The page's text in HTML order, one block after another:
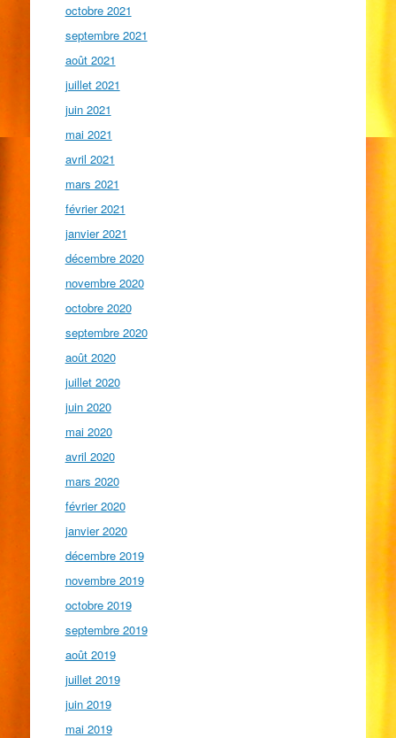
octobre 2021
septembre 2021
août 2021
juillet 2021
juin 2021
mai 2021
avril 2021
mars 2021
février 2021
janvier 2021
décembre 2020
novembre 2020
octobre 2020
septembre 2020
août 2020
juillet 2020
juin 2020
mai 2020
avril 2020
mars 2020
février 2020
janvier 2020
décembre 2019
novembre 2019
octobre 2019
septembre 2019
août 2019
juillet 2019
juin 2019
mai 2019